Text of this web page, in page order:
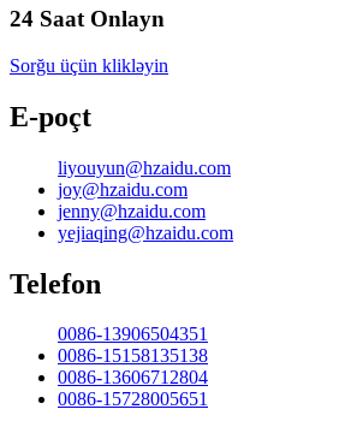
24 Saat Onlayn
Sorğu üçün klikləyin
E-poçt
liyouyun@hzaidu.com
joy@hzaidu.com
jenny@hzaidu.com
yejiaqing@hzaidu.com
Telefon
0086-13906504351
0086-15158135138
0086-13606712804
0086-15728005651